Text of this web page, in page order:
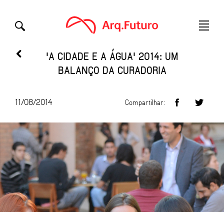
'A CIDADE E A ÁGUA' 2014: UM
BALANÇO DA CURADORIA
11/08/2014 Compartilhar: